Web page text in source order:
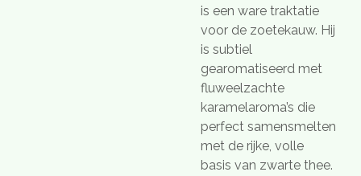
is een ware traktatie
voor de zoetekauw. Hij
is subtiel
gearomatiseerd met
fluweelzachte
karamelaroma’s die
perfect samensmelten
met de rijke, volle
basis van zwarte thee.